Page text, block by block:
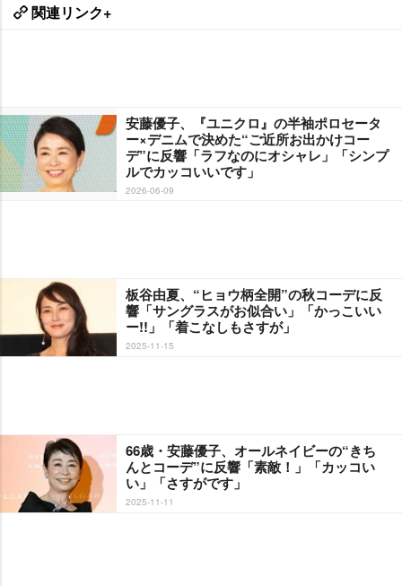
関連リンク+
安藤優子、『ユニクロ』の半袖ポロセータ
ー×デニムで決めた“ご近所お出かけコー
デ”に反響「ラフなのにオシャレ」「シンプ
ルでカッコいいです」
2026-06-09
板谷由夏、“ヒョウ柄全開”の秋コーデに反
響「サングラスがお似合い」「かっこいい
ー!!」「着こなしもさすが」
2025-11-15
66歳・安藤優子、オールネイビーの“きち
んとコーデ”に反響「素敵！」「カッコい
い」「さすがです」
2025-11-11